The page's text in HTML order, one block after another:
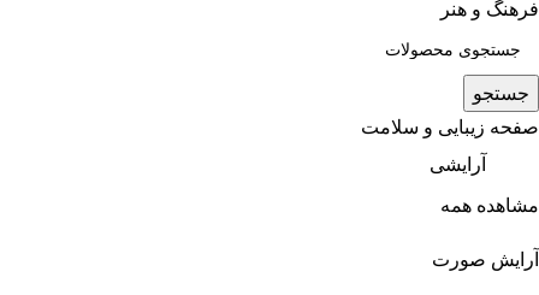
فرهنگ و هنر
جستجو
صفحه زیبایی و سلامت
آرایشی
مشاهده همه
آرایش صورت